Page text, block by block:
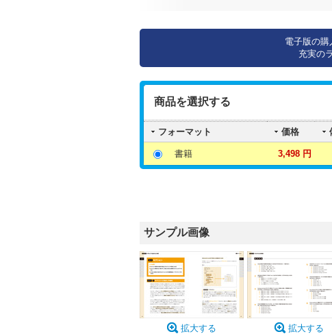
電子版の購
充実の
商品を選択する
フォーマット 価格
書籍 3,498 円
サンプル画像
拡大する 拡大する